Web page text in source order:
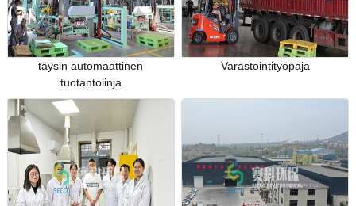
täysin automaattinen
tuotantolinja
Varastointityöpaja